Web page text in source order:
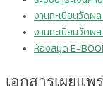
งานทะเบียนวัดผ
งานทะเบียนวัดผ
ห้องสมุด E-
เอกสารเผยแพร่